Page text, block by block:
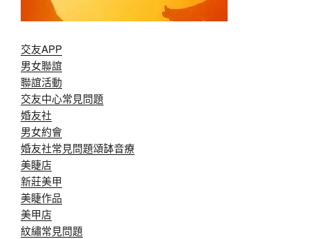
交友APP
男女聯誼
聯誼活動
交友中心常見問題
婚友社
男女約會
婚友社常見問題頌缽音療
美睫店
新莊美甲
美睫作品
美甲店
紋繡常見問題